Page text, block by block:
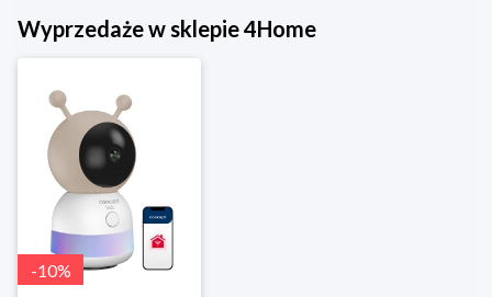
Wyprzedaże w sklepie 4Home
-10%